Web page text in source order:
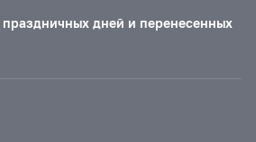
дней и перенесенных